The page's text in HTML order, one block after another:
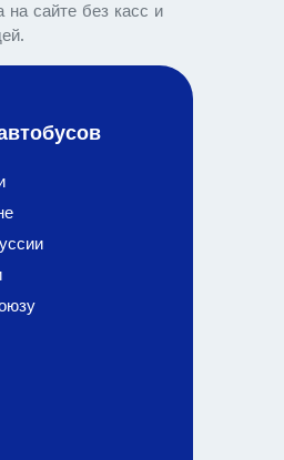
на сайте без касс и